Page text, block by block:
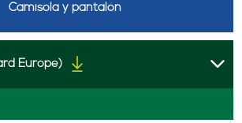
Camisola y pantalón
Europe)